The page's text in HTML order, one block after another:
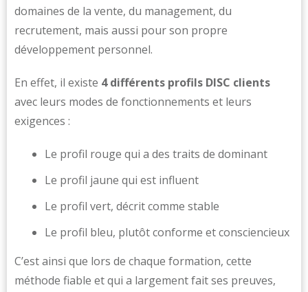
domaines de la vente, du management, du
recrutement, mais aussi pour son propre
développement personnel.
En effet, il existe 4 différents profils DISC clients
avec leurs modes de fonctionnements et leurs
exigences :
Le profil rouge qui a des traits de dominant
Le profil jaune qui est influent
Le profil vert, décrit comme stable
Le profil bleu, plutôt conforme et consciencieux
C’est ainsi que lors de chaque formation, cette
méthode fiable et qui a largement fait ses preuves,